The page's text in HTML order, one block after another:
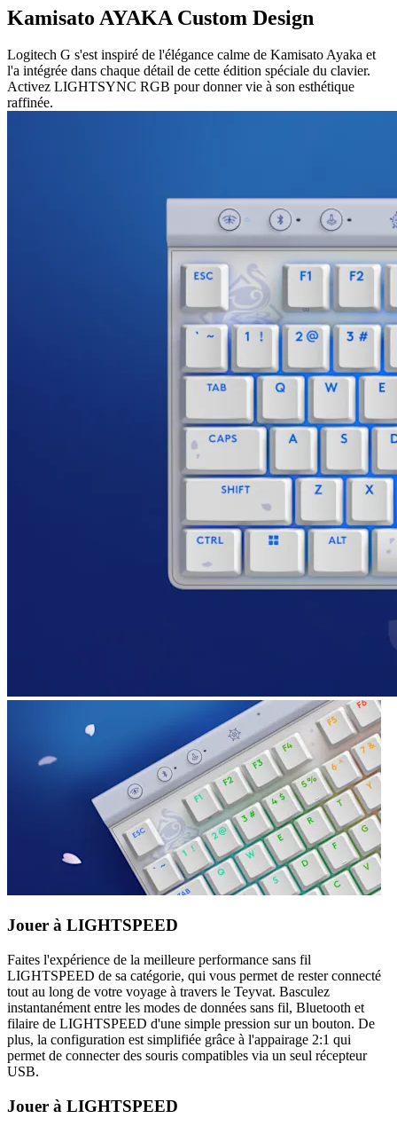
Kamisato AYAKA Custom Design
Logitech G s'est inspiré de l'élégance calme de Kamisato Ayaka et
l'a intégrée dans chaque détail de cette édition spéciale du clavier.
Activez LIGHTSYNC RGB pour donner vie à son esthétique
raffinée.
Jouer à LIGHTSPEED
Faites l'expérience de la meilleure performance sans fil
LIGHTSPEED de sa catégorie, qui vous permet de rester connecté
tout au long de votre voyage à travers le Teyvat. Basculez
instantanément entre les modes de données sans fil, Bluetooth et
filaire de LIGHTSPEED d'une simple pression sur un bouton. De
plus, la configuration est simplifiée grâce à l'appairage 2:1 qui
permet de connecter des souris compatibles via un seul récepteur
USB.
Jouer à LIGHTSPEED